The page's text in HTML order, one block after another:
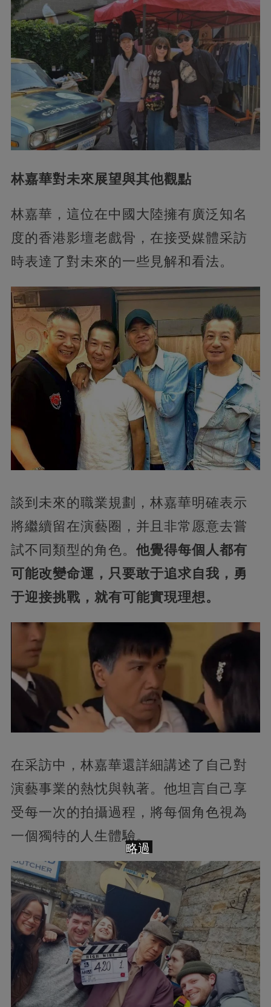
林嘉華對未來展望與其他觀點
林嘉華，這位在中國大陸擁有廣泛知名
度的香港影壇老戲骨，在接受媒體采訪
時表達了對未來的一些見解和看法。
談到未來的職業規劃，林嘉華明確表示
將繼續留在演藝圈，并且非常愿意去嘗
試不同類型的角色。 他覺得每個人都有
可能改變命運，只要敢于追求自我，勇
于迎接挑戰，就有可能實現理想。
在采訪中，林嘉華還詳細講述了自己對
演藝事業的熱忱與執著。他坦言自己享
受每一次的拍攝過程，將每個角色視為
一個獨特的人生體驗。
略過